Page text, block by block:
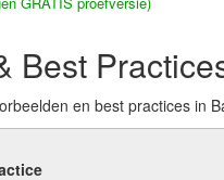
Best
en best practices in